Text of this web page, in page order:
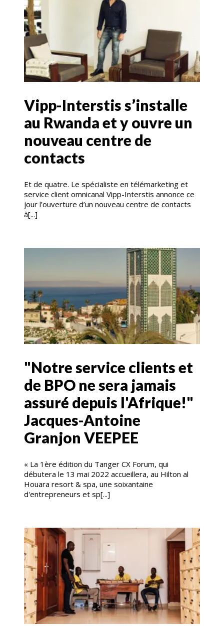
Vipp-Interstis s’installe
au Rwanda et y ouvre un
nouveau centre de
contacts
Et de quatre. Le spécialiste en télémarketing et
service client omnicanal Vipp-Interstis annonce ce
jour l’ouverture d’un nouveau centre de contacts
à[...]
"Notre service clients et
de BPO ne sera jamais
assuré depuis l'Afrique!"
Jacques-Antoine
Granjon VEEPEE
« La 1ère édition du Tanger CX Forum, qui
débutera le 13 mai 2022 accueillera, au Hilton al
Houara resort & spa, une soixantaine
d'entrepreneurs et sp[...]